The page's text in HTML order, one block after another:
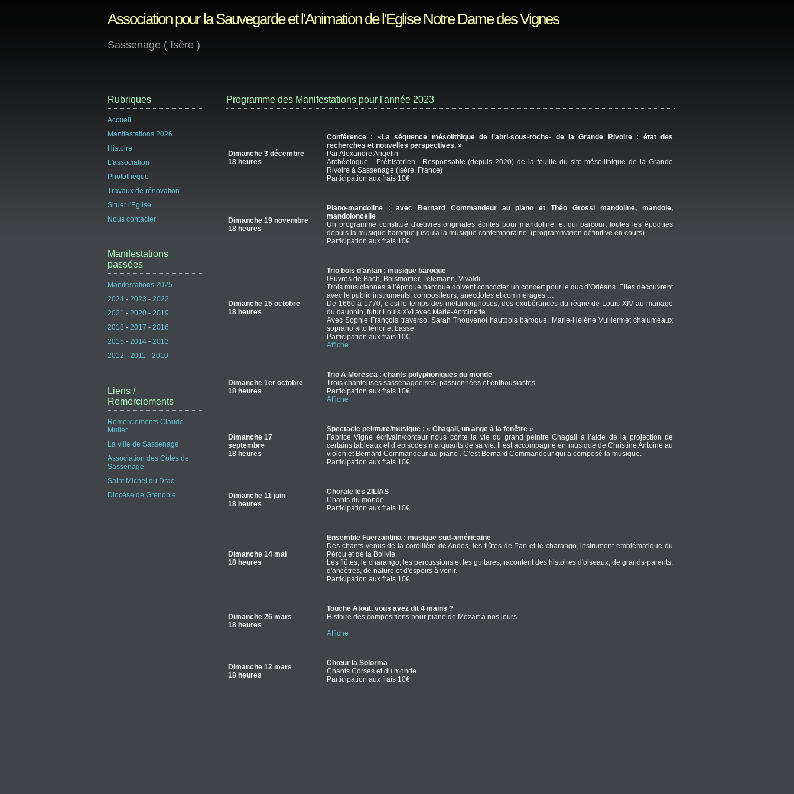
Association pour la Sauvegarde et l'Animation de l'Eglise Notre Dame des Vignes
Sassenage ( Isère )
Programme des Manifestations pour l'année 2023
Dimanche 3 décembre
18 heures
Conférence : «La séquence mésolithique de l’abri-sous-roche- de la Grande Rivoire : état des
recherches et nouvelles perspectives. »
Par Alexandre Angelin
Archéologue - Préhistorien –Responsable (depuis 2020) de la fouille du site mésolithique de la Grande
Rivoire à Sassenage (Isère, France)
Participation aux frais 10€
Dimanche 19 novembre
18 heures
Piano-mandoline : avec Bernard Commandeur au piano et Théo Grossi mandoline, mandole,
mandoloncelle
Un programme constitué d'œuvres originales écrites pour mandoline, et qui parcourt toutes les époques
depuis la musique baroque jusqu'à la musique contemporaine. (programmation définitive en cours).
Participation aux frais 10€
Dimanche 15 octobre
18 heures
Trio bois d’antan : musique baroque
Œuvres de Bach, Boismortier, Telemann, Vivaldi…
Trois musiciennes à l’époque baroque doivent concocter un concert pour le duc d’Orléans. Elles découvrent
avec le public instruments, compositeurs, anecdotes et commérages …
De 1660 à 1770, c’est le temps des métamorphoses, des exubérances du règne de Louis XIV au mariage
du dauphin, futur Louis XVI avec Marie-Antoinette.
Avec Sophie François traverso, Sarah Thouvenot hautbois baroque, Marie-Hélène Vuillermet chalumeaux
soprano alto ténor et basse
Participation aux frais 10€
Affiche
Dimanche 1er octobre
18 heures
Trio A Moresca : chants polyphoniques du monde
Trois chanteuses sassenageoises, passionnées et enthousiastes.
Participation aux frais 10€
Affiche
Dimanche 17
septembre
18 heures
Spectacle peinture/musique : « Chagall, un ange à la fenêtre »
Fabrice Vigne écrivain/conteur nous conte la vie du grand peintre Chagall à l’aide de la projection de
certains tableaux et d’épisodes marquants de sa vie. Il est accompagné en musique de Christine Antoine au
violon et Bernard Commandeur au piano . C’est Bernard Commandeur qui a composé la musique.
Participation aux frais 10€
Dimanche 11 juin
18 heures
Chorale les ZILIAS
Chants du monde.
Participation aux frais 10€
Dimanche 14 mai
18 heures
Ensemble Fuerzantina : musique sud-américaine
Des chants venus de la cordillère de Andes, les flûtes de Pan et le charango, instrument emblématique du
Pérou et de la Bolivie.
Les flûtes, le charango, les percussions et les guitares, racontent des histoires d'oiseaux, de grands-parents,
d'ancêtres, de nature et d'espoirs à venir.
Participation aux frais 10€
Dimanche 26 mars
18 heures
Touche Atout, vous avez dit 4 mains ?
Histoire des compositions pour piano de Mozart à nos jours
Affiche
Dimanche 12 mars
18 heures
Chœur la Solorma
Chants Corses et du monde.
Participation aux frais 10€
Rubriques
Accueil
Manifestations 2026
Histoire
L'association
Photothèque
Travaux de rénovation
Situer l'Eglise
Nous contacter
Manifestations
passées
Manifestations 2025
2024 - 2023 - 2022
2021 - 2020 - 2019
2018 - 2017 - 2016
2015 - 2014 - 2013
2012 - 2011 - 2010
Liens /
Remerciements
Remerciements Claude
Muller
La ville de Sassenage
Association des Côtes de
Sassenage
Saint Michel du Drac
Diocèse de Grenoble